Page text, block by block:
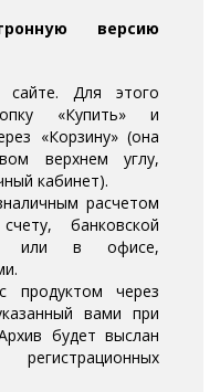
версию
Для этого
«Купить» и
«Корзину» (она
верхнем углу,
кабинет).
расчетом
банковской
или в офисе,
продуктом через
вами при
будет выслан